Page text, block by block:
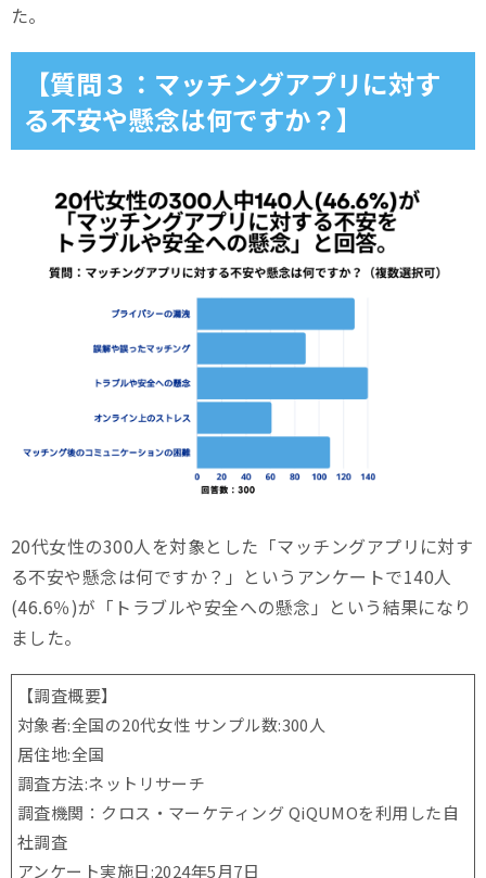
た。
【質問３：マッチングアプリに対す
る不安や懸念は何ですか？】
20代女性の300人を対象とした「マッチングアプリに対す
る不安や懸念は何ですか？」というアンケートで140人
(46.6％)が「トラブルや安全への懸念」という結果になり
ました。
【調査概要】
対象者:全国の20代女性 サンプル数:300人
居住地:全国
調査方法:ネットリサーチ
調査機関：クロス・マーケティング QiQUMOを利用した自
社調査
アンケート実施日:2024年5月7日